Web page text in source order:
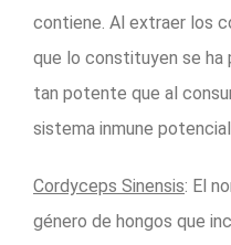
contiene. Al extraer los
que lo constituyen se ha
tan potente que al
sistema inmune
Cordyceps Sinensis: El
género de hongos que